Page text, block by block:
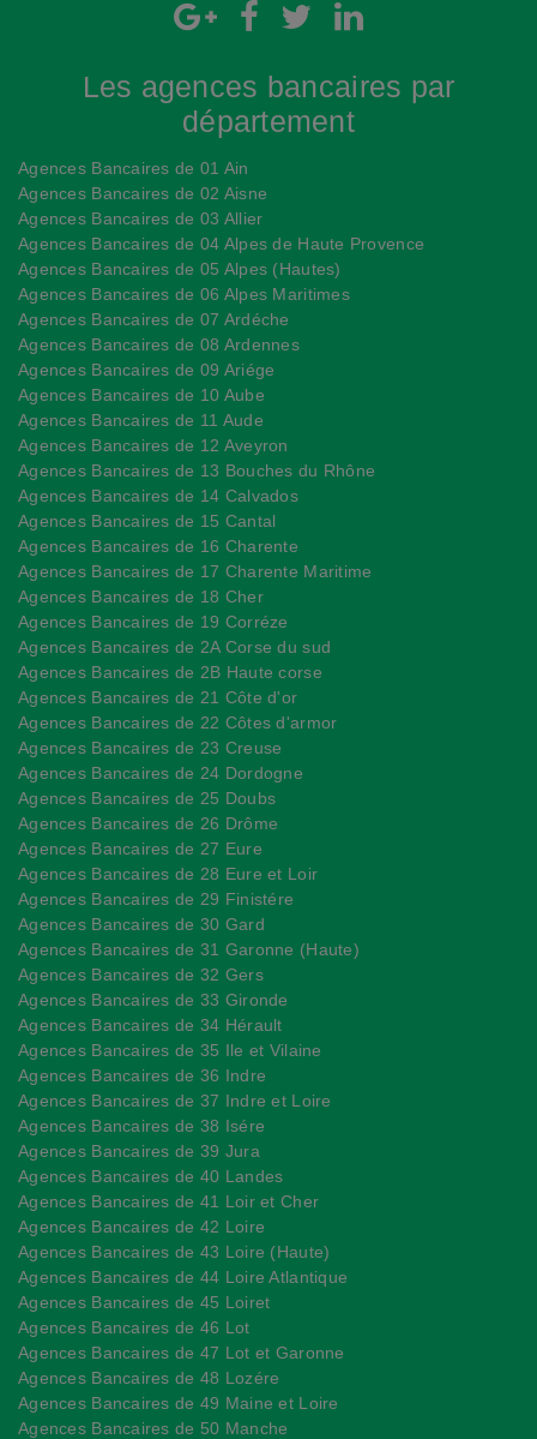
Les agences bancaires par
département
Agences Bancaires de 01 Ain
Agences Bancaires de 02 Aisne
Agences Bancaires de 03 Allier
Agences Bancaires de 04 Alpes de Haute Provence
Agences Bancaires de 05 Alpes (Hautes)
Agences Bancaires de 06 Alpes Maritimes
Agences Bancaires de 07 Ardéche
Agences Bancaires de 08 Ardennes
Agences Bancaires de 09 Ariége
Agences Bancaires de 10 Aube
Agences Bancaires de 11 Aude
Agences Bancaires de 12 Aveyron
Agences Bancaires de 13 Bouches du Rhône
Agences Bancaires de 14 Calvados
Agences Bancaires de 15 Cantal
Agences Bancaires de 16 Charente
Agences Bancaires de 17 Charente Maritime
Agences Bancaires de 18 Cher
Agences Bancaires de 19 Corréze
Agences Bancaires de 2A Corse du sud
Agences Bancaires de 2B Haute corse
Agences Bancaires de 21 Côte d'or
Agences Bancaires de 22 Côtes d'armor
Agences Bancaires de 23 Creuse
Agences Bancaires de 24 Dordogne
Agences Bancaires de 25 Doubs
Agences Bancaires de 26 Drôme
Agences Bancaires de 27 Eure
Agences Bancaires de 28 Eure et Loir
Agences Bancaires de 29 Finistére
Agences Bancaires de 30 Gard
Agences Bancaires de 31 Garonne (Haute)
Agences Bancaires de 32 Gers
Agences Bancaires de 33 Gironde
Agences Bancaires de 34 Hérault
Agences Bancaires de 35 Ile et Vilaine
Agences Bancaires de 36 Indre
Agences Bancaires de 37 Indre et Loire
Agences Bancaires de 38 Isére
Agences Bancaires de 39 Jura
Agences Bancaires de 40 Landes
Agences Bancaires de 41 Loir et Cher
Agences Bancaires de 42 Loire
Agences Bancaires de 43 Loire (Haute)
Agences Bancaires de 44 Loire Atlantique
Agences Bancaires de 45 Loiret
Agences Bancaires de 46 Lot
Agences Bancaires de 47 Lot et Garonne
Agences Bancaires de 48 Lozére
Agences Bancaires de 49 Maine et Loire
Agences Bancaires de 50 Manche